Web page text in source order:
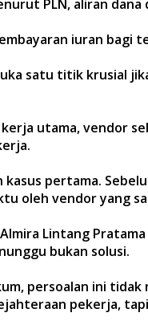
PLN, aliran
iuran bagi
satu titik krusial
utama, vendor
kasus pertama.
oleh vendor yang
Lintang
bukan solusi.
persoalan ini
pekerja,